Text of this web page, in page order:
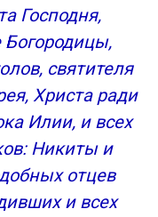
— очень
Господня,
святителя
Христа ради
Илии, и всех
Никиты и
отцев
и всех